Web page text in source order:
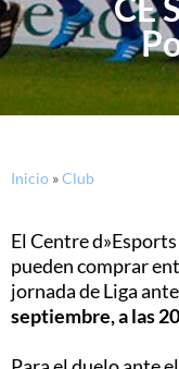
Inicio »Club
El Centre
pueden comprar
jornada de Liga
septiembre, a las